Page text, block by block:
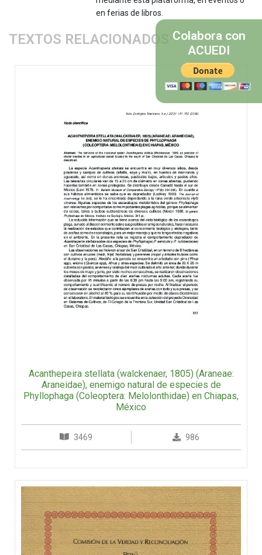
en ferias de libros.
TEXTOS RELACIONADOS
Acanthepeira stellata (walckenaer, 1805) (Araneae:
Araneidae), enemigo natural de especies de
Phyllophaga (Coleoptera: Melolonthidae) en Chiapas,
México
3469 986
Colabora con
ACUEDI